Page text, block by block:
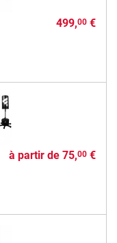
499,00€
à partir de 75,00€